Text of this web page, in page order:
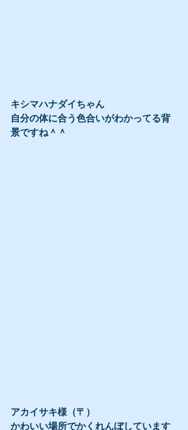
キシマハナダイちゃん
自分の体に合う色合いがわかってる背
景ですね＾＾
アカイサキ様（〒）
かわいい場所でかくれんぼしています